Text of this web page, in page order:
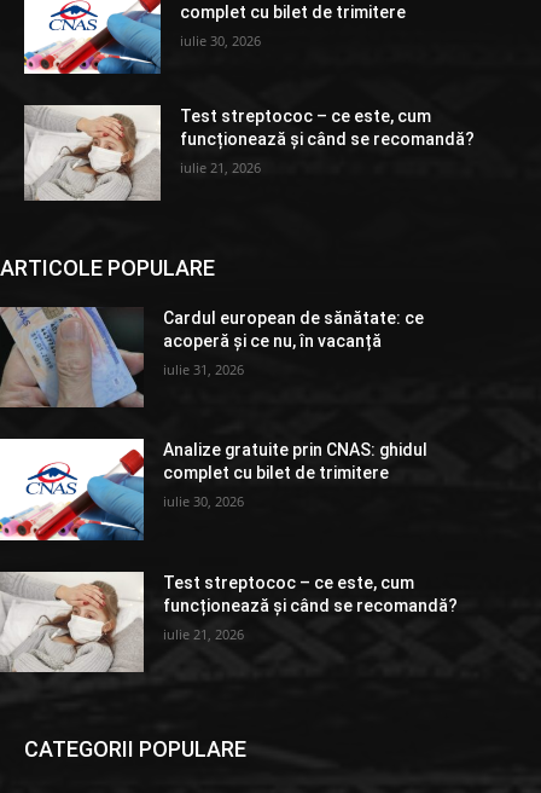
complet cu bilet de trimitere
iulie 30, 2026
Test streptococ – ce este, cum
funcționează și când se recomandă?
iulie 21, 2026
ARTICOLE POPULARE
Cardul european de sănătate: ce
acoperă și ce nu, în vacanță
iulie 31, 2026
Analize gratuite prin CNAS: ghidul
complet cu bilet de trimitere
iulie 30, 2026
Test streptococ – ce este, cum
funcționează și când se recomandă?
iulie 21, 2026
CATEGORII POPULARE